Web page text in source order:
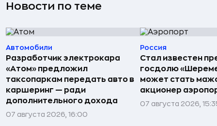
Новости по теме
Автомобили
Разработчик электрокара
«Атом» предложил
таксопаркам передать авто в
каршеринг — ради
дополнительного дохода
07 августа 2026, 16:00
Россия
Стал известен
госдолю
может стать
акционер
07 августа 2026,